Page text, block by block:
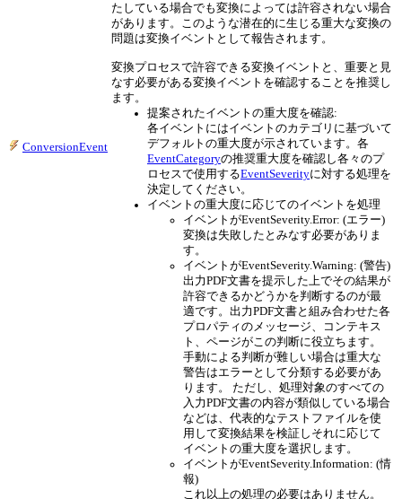
ConversionEvent
たしている場合でも変換によっては許容されない場合
があります。このような潜在的に生じる重大な変換の
問題は変換イベントとして報告されます。
変換プロセスで許容できる変換イベントと、重要と見
なす必要がある変換イベントを確認することを推奨し
ます。
提案されたイベントの重大度を確認:
各イベントにはイベントのカテゴリに基づいて
デフォルトの重大度が示されています。各
EventCategoryの推奨重大度を確認し各々のプ
ロセスで使用するEventSeverityに対する処理を
決定してください。
イベントの重大度に応じてのイベントを処理
イベントがEventSeverity.Error: (エラー)
変換は失敗したとみなす必要がありま
す。
イベントがEventSeverity.Warning: (警告)
出力PDF文書を提示した上でその結果が
許容できるかどうかを判断するのが最
適です。出力PDF文書と組み合わせた各
プロパティのメッセージ、コンテキス
ト、ページがこの判断に役立ちます。
手動による判断が難しい場合は重大な
警告はエラーとして分類する必要があ
ります。 ただし、処理対象のすべての
入力PDF文書の内容が類似している場合
などは、代表的なテストファイルを使
用して変換結果を検証しそれに応じて
イベントの重大度を選択します。
イベントがEventSeverity.Information: (情
報)
これ以上の処理の必要はありません。